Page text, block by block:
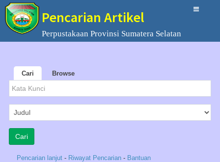
Pencarian Artikel
Perpustakaan Provinsi Sumatera Selatan
Cari Browse
Pencarian lanjut - Riwayat Pencarian - Bantuan